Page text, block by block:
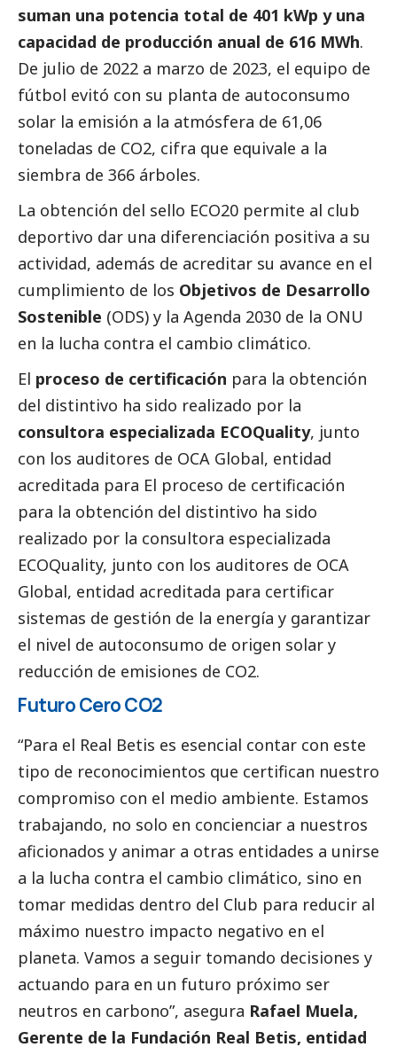
suman una potencia total de 401 kWp y una
capacidad de producción anual de 616 MWh.
De julio de 2022 a marzo de 2023, el equipo de
fútbol evitó con su planta de autoconsumo
solar la emisión a la atmósfera de 61,06
toneladas de CO2, cifra que equivale a la
siembra de 366 árboles.
La obtención del sello ECO20 permite al club
deportivo dar una diferenciación positiva a su
actividad, además de acreditar su avance en el
cumplimiento de los Objetivos de Desarrollo
Sostenible (ODS) y la Agenda 2030 de la ONU
en la lucha contra el cambio climático.
El proceso de certificación para la obtención
del distintivo ha sido realizado por la
consultora especializada ECOQuality, junto
con los auditores de OCA Global, entidad
acreditada para El proceso de certificación
para la obtención del distintivo ha sido
realizado por la consultora especializada
ECOQuality, junto con los auditores de OCA
Global, entidad acreditada para certificar
sistemas de gestión de la energía y garantizar
el nivel de autoconsumo de origen solar y
reducción de emisiones de CO2.
Futuro Cero CO2
“Para el Real Betis es esencial contar con este
tipo de reconocimientos que certifican nuestro
compromiso con el medio ambiente. Estamos
trabajando, no solo en concienciar a nuestros
aficionados y animar a otras entidades a unirse
a la lucha contra el cambio climático, sino en
tomar medidas dentro del Club para reducir al
máximo nuestro impacto negativo en el
planeta. Vamos a seguir tomando decisiones y
actuando para en un futuro próximo ser
neutros en carbono”, asegura Rafael Muela,
Gerente de la Fundación Real Betis, entidad